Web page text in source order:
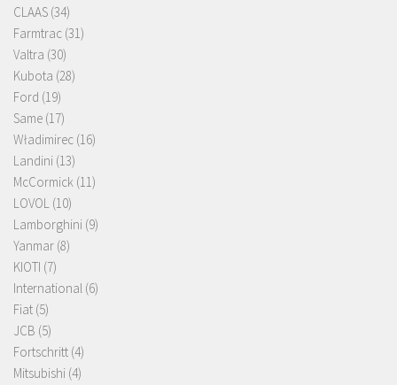
CLAAS (34)
Farmtrac (31)
Valtra (30)
Kubota (28)
Ford (19)
Same (17)
Władimirec (16)
Landini (13)
McCormick (11)
LOVOL (10)
Lamborghini (9)
Yanmar (8)
KIOTI (7)
International (6)
Fiat (5)
JCB (5)
Fortschritt (4)
Mitsubishi (4)